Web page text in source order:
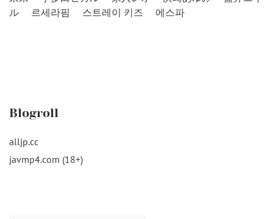
ル
르세라핌 스트레이 키즈 에스파
Blogroll
alljp.cc
javmp4.com (18+)